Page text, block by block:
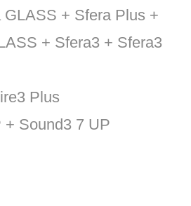
GLASS + Sfera Plus +
+ Sfera3 + Sfera3
Plus
+ Sound3 7 UP